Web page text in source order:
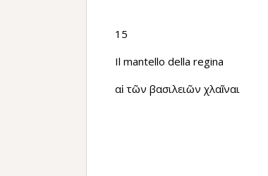
15
Il mantello della regina
αἱ τῶν βασιλειῶν χλαῖναι